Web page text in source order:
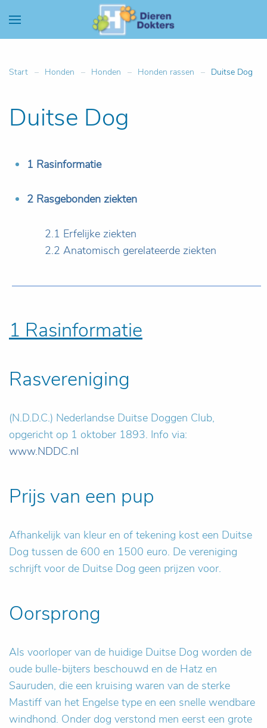
Start Honden Honden Honden rassen Duitse Dog
Duitse Dog
1 Rasinformatie
2 Rasgebonden ziekten
2.1 Erfelijke ziekten
2.2 Anatomisch gerelateerde ziekten
1 Rasinformatie
Rasvereniging
(N.D.D.C.) Nederlandse Duitse Doggen Club,
opgericht op 1 oktober 1893. Info via:
www.NDDC.nl
Prijs van een pup
Afhankelijk van kleur en of tekening kost een Duitse
Dog tussen de 600 en 1500 euro. De vereniging
schrijft voor de Duitse Dog geen prijzen voor.
Oorsprong
Als voorloper van de huidige Duitse Dog worden de
oude bulle-bijters beschouwd en de Hatz en
Sauruden, die een kruising waren van de sterke
Mastiff van het Engelse type en een snelle wendbare
windhond. Onder dog verstond men eerst een grote